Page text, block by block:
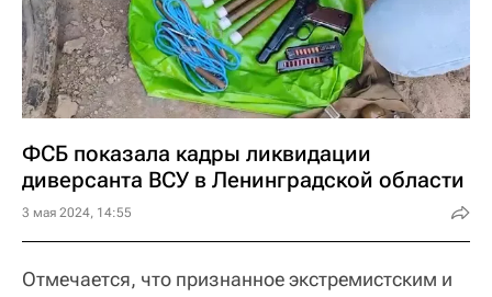
ФСБ показала кадры ликвидации
диверсанта ВСУ в Ленинградской области
3 мая 2024, 14:55
Отмечается, что признанное экстремистским и